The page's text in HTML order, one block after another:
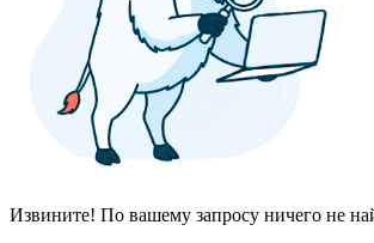
Извините! По вашему запросу ничего не